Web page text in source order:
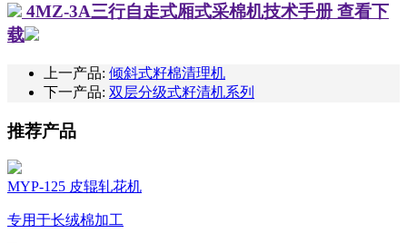
4MZ-3A三行自走式厢式采棉机技术手册 查看下
载
上一产品: 倾斜式籽棉清理机
下一产品: 双层分级式籽清机系列
推荐产品
MYP-125 皮辊轧花机
专用于长绒棉加工